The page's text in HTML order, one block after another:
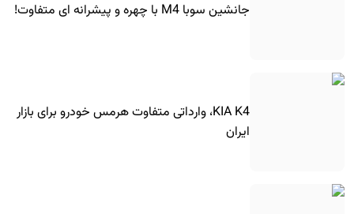
جانشین سوبا M4 با چهره و پیشرانه ای متفاوت!
KIA K4، وارداتی متفاوت هرمس خودرو برای بازار
ایران